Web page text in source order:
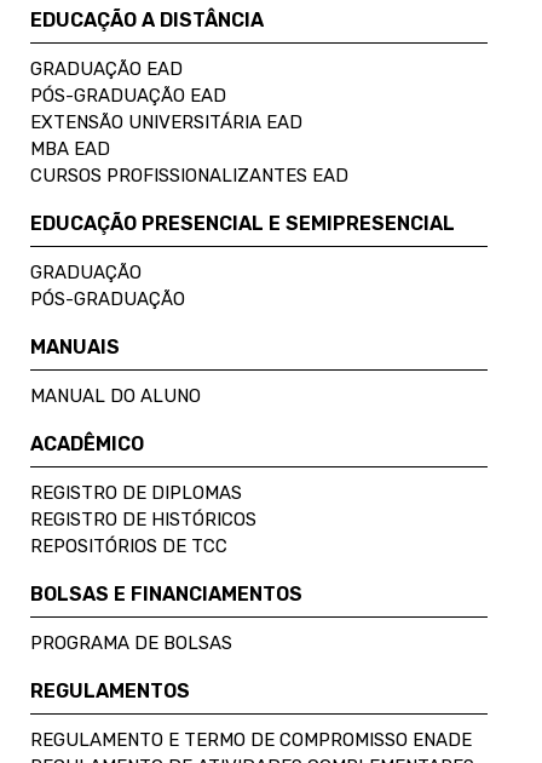
EDUCAÇÃO A DISTÂNCIA
GRADUAÇÃO EAD
PÓS-GRADUAÇÃO EAD
EXTENSÃO UNIVERSITÁRIA EAD
MBA EAD
CURSOS PROFISSIONALIZANTES EAD
EDUCAÇÃO PRESENCIAL E SEMIPRESENCIAL
GRADUAÇÃO
PÓS-GRADUAÇÃO
MANUAIS
MANUAL DO ALUNO
ACADÊMICO
REGISTRO DE DIPLOMAS
REGISTRO DE HISTÓRICOS
REPOSITÓRIOS DE TCC
BOLSAS E FINANCIAMENTOS
PROGRAMA DE BOLSAS
REGULAMENTOS
REGULAMENTO E TERMO DE COMPROMISSO ENADE